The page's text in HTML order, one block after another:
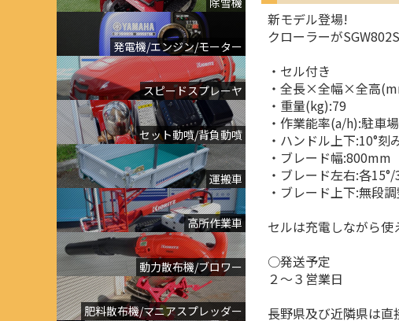
発電機/エンジン/モーター
スピードスプレーヤ
セット動噴/背負動噴
運搬車
高所作業車
動力散布機/ブロワー
肥料散布機/マニアスプレッダー
新モデル登場!
クローラーが
・セル付き
・全長×全幅×全高
・重量(kg):79
・作業能率(a/h):駐車
・ハンドル上下:10°
・ブレード幅:800mm
・ブレード左右:各15°/
・ブレード上下:無段
セルは充電しながら使
○発送予定
２～３営業日
長野県及び近隣県は直